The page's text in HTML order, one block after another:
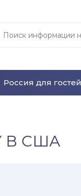
Россия для гостей
В США